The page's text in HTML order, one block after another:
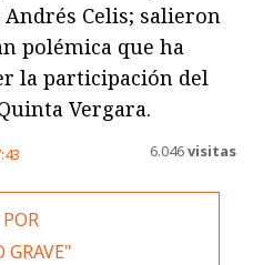
Celis; salieron
polémica que ha
la participación del
Vergara.
6.046visitas